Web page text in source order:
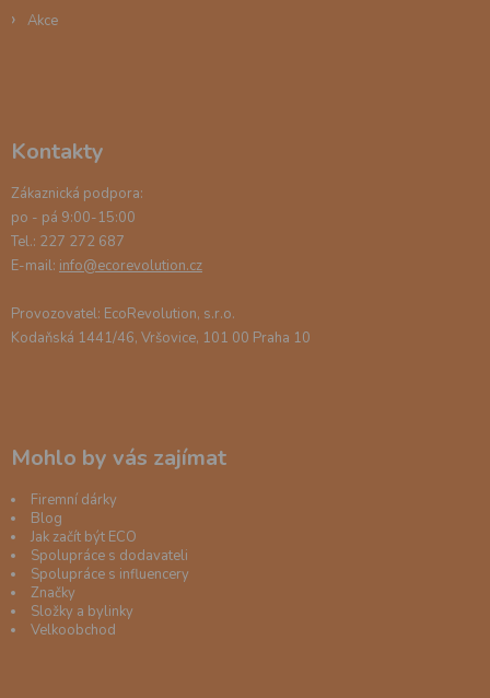
Akce
Kontakty
Zákaznická podpora:
po - pá 9:00-15:00
Tel.: 227 272 687
E-mail: info@ecorevolution.cz
Provozovatel: EcoRevolution, s.r.o.
Kodaňská 1441/46, Vršovice, 101 00 Praha 10
Mohlo by vás zajímat
Firemní dárky
Blog
Jak začít být ECO
Spolupráce s dodavateli
Spolupráce s influencery
Značky
Složky a bylinky
Velkoobchod